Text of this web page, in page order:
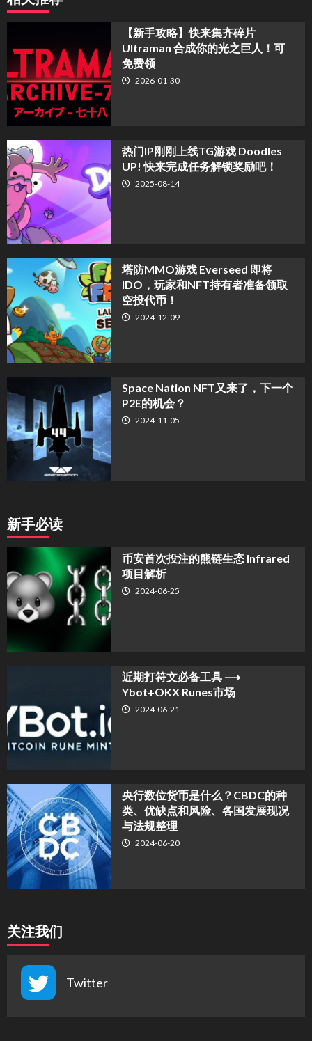
【新手攻略】快来集齐碎片
Ultraman 合成你的光之巨人！可
免费领
2026-01-30
热门IP刚刚上线TG游戏 Doodles
UP! 快来完成任务解锁奖励吧！
2025-08-14
塔防MMO游戏 Everseed 即将
IDO，玩家和NFT持有者准备领取
空投代币！
2024-12-09
Space Nation NFT又来了，下一个
P2E的机会？
2024-11-05
新手必读
币安首次投注的熊链生态 Infrared
项目解析
2024-06-25
近期打符文必备工具 ⟶
Ybot+OKX Runes市场
2024-06-21
央行数位货币是什么？CBDC的种
类、优缺点和风险、各国发展现况
与法规整理
2024-06-20
关注我们
Twitter